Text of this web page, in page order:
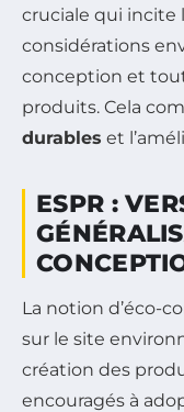
cruciale qui incite
considérations
conception et
produits. Cela
durables et
ESPR :
La notion d’éco-
sur le site
création des
encouragés à